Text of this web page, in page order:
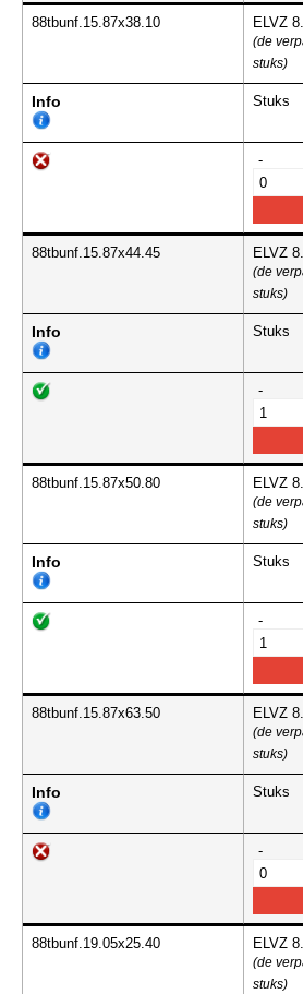
88tbunf.15.87x38.10 ELVZ
(de
stuks)
Info Stuks
-
88tbunf.15.87x44.45 ELVZ
(de
stuks)
Info Stuks
-
88tbunf.15.87x50.80 ELVZ
(de
stuks)
Info Stuks
-
88tbunf.15.87x63.50 ELVZ
(de
stuks)
Info Stuks
-
88tbunf.19.05x25.40 ELVZ
(de
stuks)